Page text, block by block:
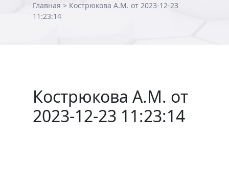
Главная > Кострюкова А.М. от 2023-12-23
11:23:14
Кострюкова А.М. от
2023-12-23 11:23:14